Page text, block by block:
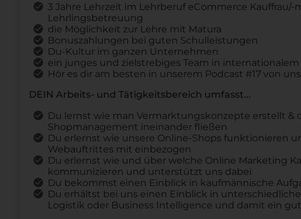
3 Jahre Lehrzeit im Lehrberuf eCommerce
Lehrlingsbetreuung
die Möglichkeit zur Lehre mit Matura
Bonuszahlungen bei guten Schulleistungen
Du-Kultur im ganzen Unternehmen
ein junges und zielstrebiges Team in
Hör es dir am besten in unserem Podcast #17 von
DEIN Arbeits- und Tätigkeitsbereich umfasst...
Du lernst wie man Vermarktungskonzepte erstellt &
Shopmanagement ineinander fließen
Du erlernst wie unsere Online-Shops funktionieren
Webauftrittes mit einbezogen
Du erlernst wie und über welche Online Marketing
kommunizieren und unterstützt uns dabei
Du bekommst einen Einblick in kaufmännische
Du erhältst bei uns einen Einblick in
Logistik oder Business Intelligence und damit ein